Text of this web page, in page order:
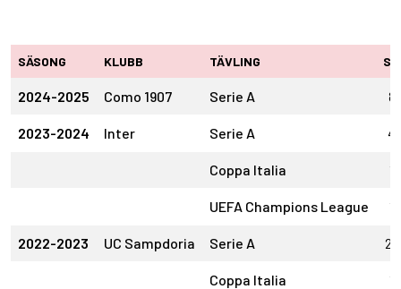
SÄSONG KLUBB TÄVLING SM
2024-2025 Como 1907 Serie A 8
2023-2024 Inter Serie A 4
Coppa Italia 1
UEFA Champions League 1
2022-2023 UC Sampdoria Serie A 25
Coppa Italia 1